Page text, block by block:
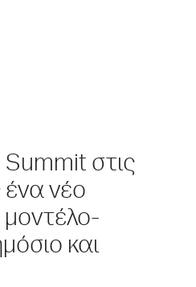
στις
νέο
μοντέλο-
και